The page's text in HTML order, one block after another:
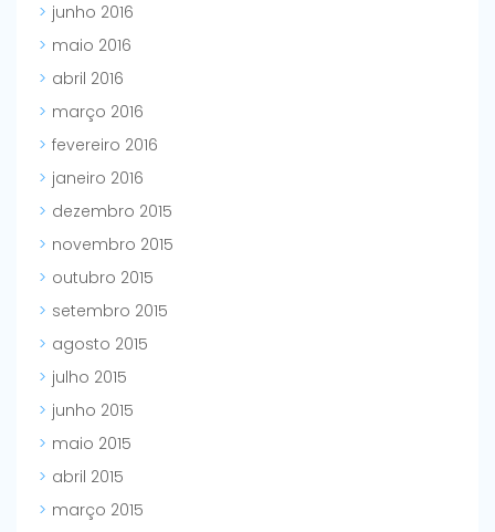
junho 2016
maio 2016
abril 2016
março 2016
fevereiro 2016
janeiro 2016
dezembro 2015
novembro 2015
outubro 2015
setembro 2015
agosto 2015
julho 2015
junho 2015
maio 2015
abril 2015
março 2015